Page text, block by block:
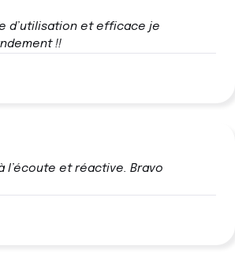
d’utilisation et efficace je
!!
l’écoute et réactive. Bravo